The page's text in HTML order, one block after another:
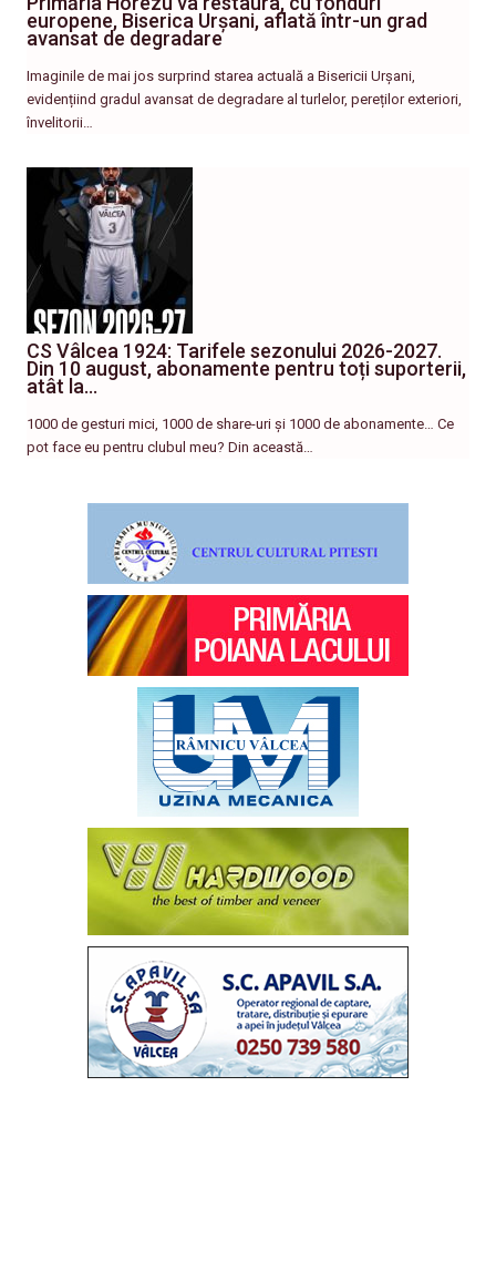
europene, Biserica Urșani, aflată într-un grad
avansat de degradare
Imaginile de mai jos surprind starea actuală a Bisericii Urșani,
evidențiind gradul avansat de degradare al turlelor, pereților exteriori,
învelitorii…
CS Vâlcea 1924: Tarifele sezonului 2026-2027.
Din 10 august, abonamente pentru toți suporterii,
atât la…
1000 de gesturi mici, 1000 de share-uri și 1000 de abonamente… Ce
pot face eu pentru clubul meu? Din această…